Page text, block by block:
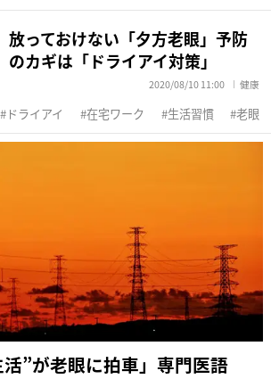
放っておけない「夕方老眼」予防
のカギは「ドライアイ対策」
2020/08/10 11:00 健康
ドライアイ 在宅ワーク 生活習慣 老眼
活”が老眼に拍車」専門医語